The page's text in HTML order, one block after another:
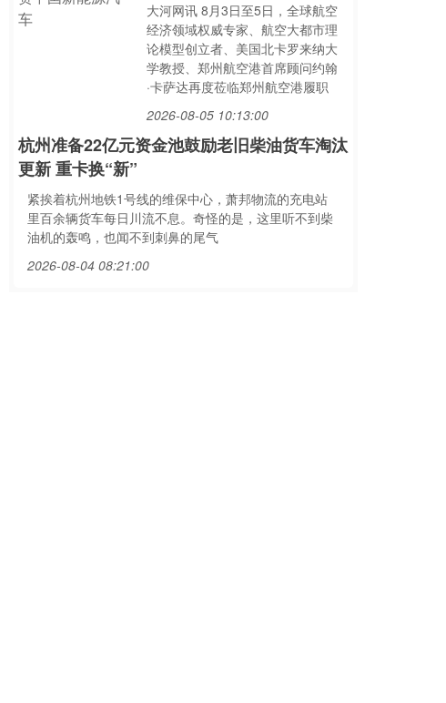
大河网讯 8月3日至5日，全球航空
经济领域权威专家、航空大都市理
论模型创立者、美国北卡罗来纳大
学教授、郑州航空港首席顾问约翰
·卡萨达再度莅临郑州航空港履职
2026-08-05 10:13:00
杭州准备22亿元资金池鼓励老旧柴油货车淘汰
更新 重卡换“新”
紧挨着杭州地铁1号线的维保中心，萧邦物流的充电站
里百余辆货车每日川流不息。奇怪的是，这里听不到柴
油机的轰鸣，也闻不到刺鼻的尾气
2026-08-04 08:21:00